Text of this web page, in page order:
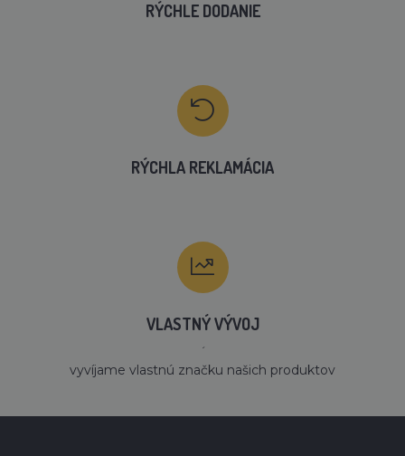
RÝCHLE DODANIE
RÝCHLA REKLAMÁCIA
VLASTNÝ VÝVOJ
´
vyvíjame vlastnú značku našich produktov